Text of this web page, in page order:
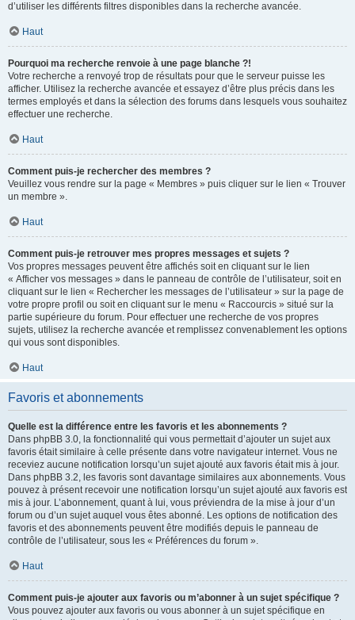
d’utiliser les différents filtres disponibles dans la recherche avancée.
Haut
Pourquoi ma recherche renvoie à une page blanche ?!
Votre recherche a renvoyé trop de résultats pour que le serveur puisse les
afficher. Utilisez la recherche avancée et essayez d’être plus précis dans les
termes employés et dans la sélection des forums dans lesquels vous souhaitez
effectuer une recherche.
Haut
Comment puis-je rechercher des membres ?
Veuillez vous rendre sur la page « Membres » puis cliquer sur le lien « Trouver
un membre ».
Haut
Comment puis-je retrouver mes propres messages et sujets ?
Vos propres messages peuvent être affichés soit en cliquant sur le lien
« Afficher vos messages » dans le panneau de contrôle de l’utilisateur, soit en
cliquant sur le lien « Rechercher les messages de l’utilisateur » sur la page de
votre propre profil ou soit en cliquant sur le menu « Raccourcis » situé sur la
partie supérieure du forum. Pour effectuer une recherche de vos propres
sujets, utilisez la recherche avancée et remplissez convenablement les options
qui vous sont disponibles.
Haut
Favoris et abonnements
Quelle est la différence entre les favoris et les abonnements ?
Dans phpBB 3.0, la fonctionnalité qui vous permettait d’ajouter un sujet aux
favoris était similaire à celle présente dans votre navigateur internet. Vous ne
receviez aucune notification lorsqu’un sujet ajouté aux favoris était mis à jour.
Dans phpBB 3.2, les favoris sont davantage similaires aux abonnements. Vous
pouvez à présent recevoir une notification lorsqu’un sujet ajouté aux favoris est
mis à jour. L’abonnement, quant à lui, vous préviendra de la mise à jour d’un
forum ou d’un sujet auquel vous êtes abonné. Les options de notification des
favoris et des abonnements peuvent être modifiés depuis le panneau de
contrôle de l’utilisateur, sous les « Préférences du forum ».
Haut
Comment puis-je ajouter aux favoris ou m’abonner à un sujet spécifique ?
Vous pouvez ajouter aux favoris ou vous abonner à un sujet spécifique en